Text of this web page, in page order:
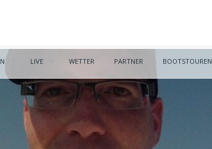
LIVE WETTER PARTNER BOOTSTOUREN